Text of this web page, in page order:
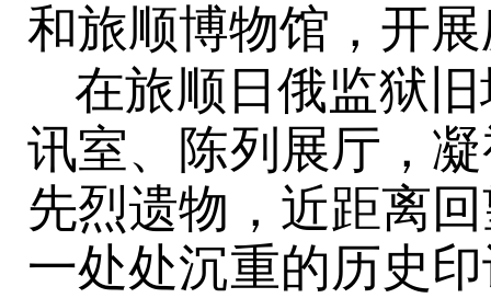
和旅顺博物馆，开
在旅顺日俄监狱
讯室、陈列展厅，
先烈遗物，近距离
一处处沉重的历史